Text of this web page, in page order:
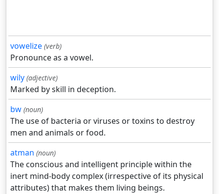
vowelize (verb)
Pronounce as a vowel.
wily (adjective)
Marked by skill in deception.
bw (noun)
The use of bacteria or viruses or toxins to destroy
men and animals or food.
atman (noun)
The conscious and intelligent principle within the
inert mind-body complex (irrespective of its physical
attributes) that makes them living beings.